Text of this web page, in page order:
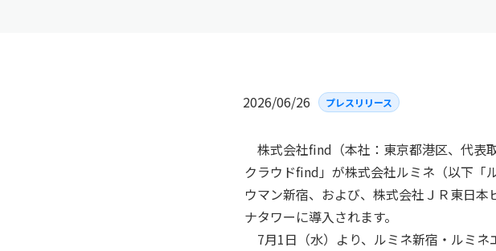
2026/06/26 プレスリリース
株式会社find（本社：東京都港区、代表
クラウドfind」が株式会社ルミネ（以下「
ウマン新宿、および、株式会社ＪＲ東日
ナタワーに導入されます。
7月1日（水）より、ルミネ新宿・ルミ